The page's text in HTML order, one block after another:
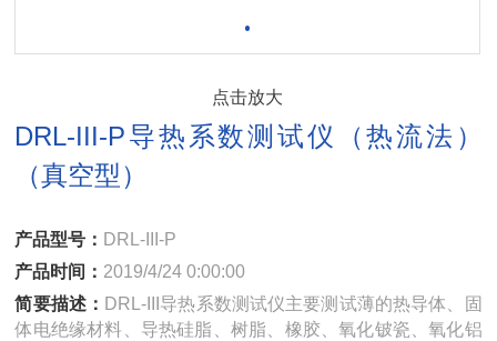
点击放大
DRL-III-P导热系数测试仪（热流法）
（真空型）
产品型号： DRL-III-P
产品时间： 2019/4/24 0:00:00
简要描述： DRL-III导热系数测试仪主要测试薄的热导体、固
体电绝缘材料、导热硅脂、树脂、橡胶、氧化铍瓷、氧化铝